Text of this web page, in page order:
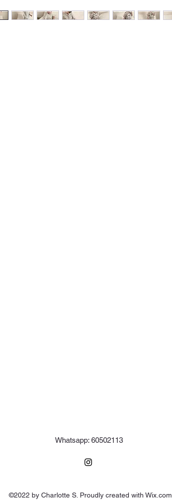
Whatsapp: 60502113
©2022 by Charlotte S. Proudly created with Wix.com